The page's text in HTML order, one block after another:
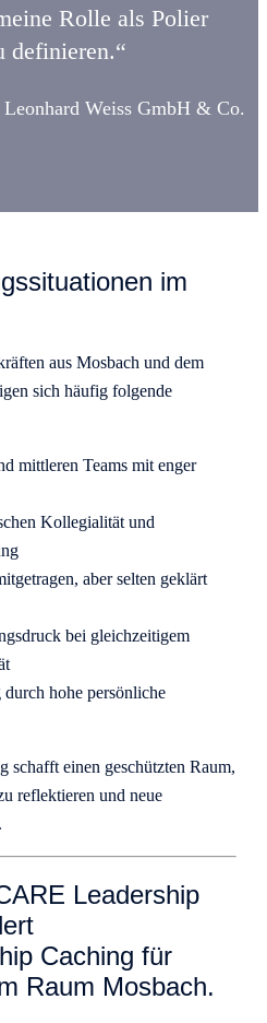
Rolle als Polier
definieren.“
Leonhard Weiss GmbH & Co.
im
aus Mosbach und dem
sich häufig folgende
mittleren Teams mit enger
Kollegialität und
aber selten geklärt
bei gleichzeitigem
hohe persönliche
schafft einen geschützten Raum,
reflektieren und neue
Leadership